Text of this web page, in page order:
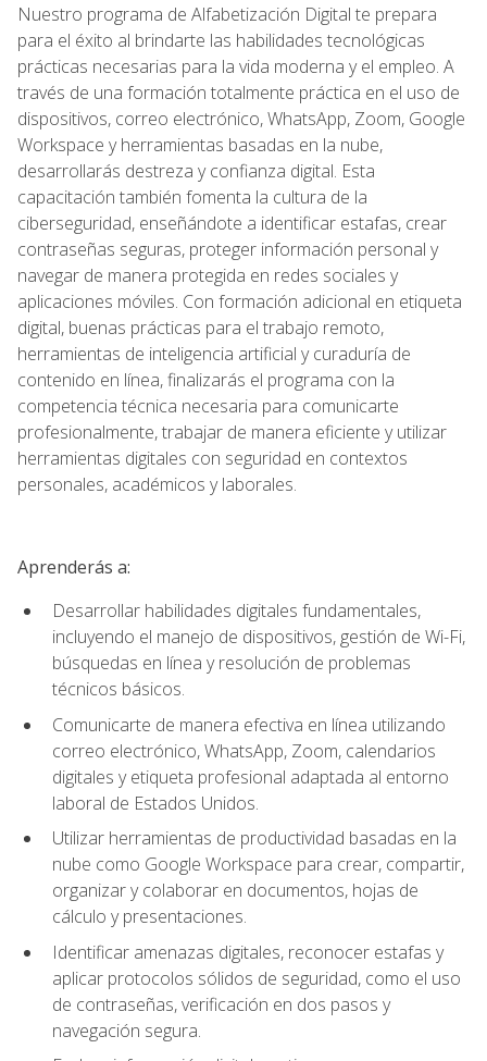
Nuestro programa de Alfabetización Digital te prepara
para el éxito al brindarte las habilidades tecnológicas
prácticas necesarias para la vida moderna y el empleo. A
través de una formación totalmente práctica en el uso de
dispositivos, correo electrónico, WhatsApp, Zoom, Google
Workspace y herramientas basadas en la nube,
desarrollarás destreza y confianza digital. Esta
capacitación también fomenta la cultura de la
ciberseguridad, enseñándote a identificar estafas, crear
contraseñas seguras, proteger información personal y
navegar de manera protegida en redes sociales y
aplicaciones móviles. Con formación adicional en etiqueta
digital, buenas prácticas para el trabajo remoto,
herramientas de inteligencia artificial y curaduría de
contenido en línea, finalizarás el programa con la
competencia técnica necesaria para comunicarte
profesionalmente, trabajar de manera eficiente y utilizar
herramientas digitales con seguridad en contextos
personales, académicos y laborales.
Aprenderás a:
Desarrollar habilidades digitales fundamentales,
incluyendo el manejo de dispositivos, gestión de Wi-Fi,
búsquedas en línea y resolución de problemas
técnicos básicos.
Comunicarte de manera efectiva en línea utilizando
correo electrónico, WhatsApp, Zoom, calendarios
digitales y etiqueta profesional adaptada al entorno
laboral de Estados Unidos.
Utilizar herramientas de productividad basadas en la
nube como Google Workspace para crear, compartir,
organizar y colaborar en documentos, hojas de
cálculo y presentaciones.
Identificar amenazas digitales, reconocer estafas y
aplicar protocolos sólidos de seguridad, como el uso
de contraseñas, verificación en dos pasos y
navegación segura.